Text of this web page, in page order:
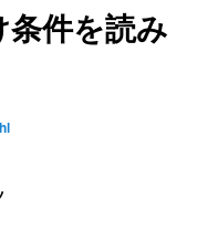
件を読み